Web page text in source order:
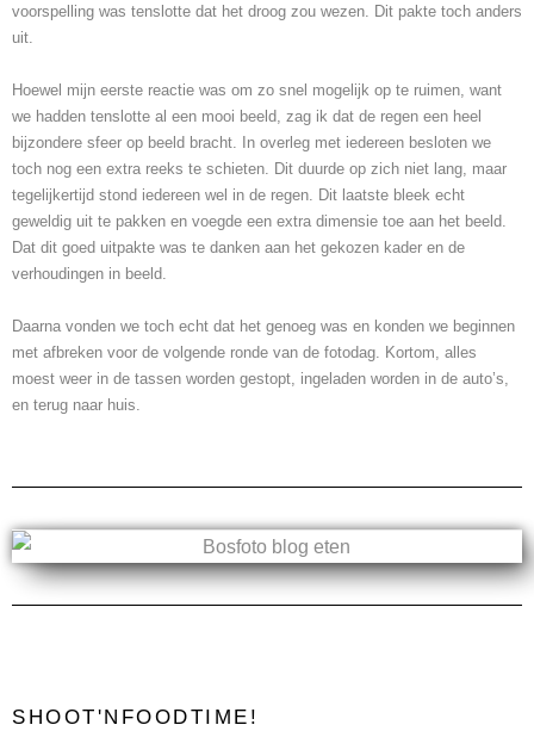
voorspelling was tenslotte dat het droog zou wezen. Dit pakte toch anders
uit.
Hoewel mijn eerste reactie was om zo snel mogelijk op te ruimen, want
we hadden tenslotte al een mooi beeld, zag ik dat de regen een heel
bijzondere sfeer op beeld bracht. In overleg met iedereen besloten we
toch nog een extra reeks te schieten. Dit duurde op zich niet lang, maar
tegelijkertijd stond iedereen wel in de regen. Dit laatste bleek echt
geweldig uit te pakken en voegde een extra dimensie toe aan het beeld.
Dat dit goed uitpakte was te danken aan het gekozen kader en de
verhoudingen in beeld.
Daarna vonden we toch echt dat het genoeg was en konden we beginnen
met afbreken voor de volgende ronde van de fotodag. Kortom, alles
moest weer in de tassen worden gestopt, ingeladen worden in de auto’s,
en terug naar huis.
SHOOT'NFOODTIME!